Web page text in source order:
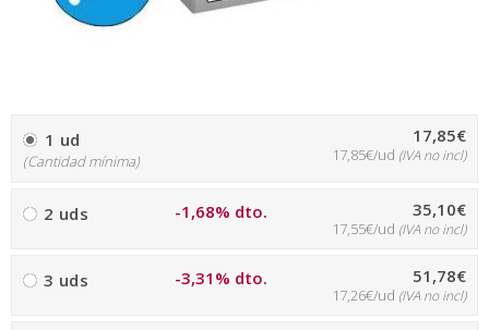
1 ud
(Cantidad mínima)
17,85€
17,85€/ud (IVA no incl)
2 uds -1,68% dto. 35,10€
17,55€/ud (IVA no incl)
3 uds -3,31% dto. 51,78€
17,26€/ud (IVA no incl)